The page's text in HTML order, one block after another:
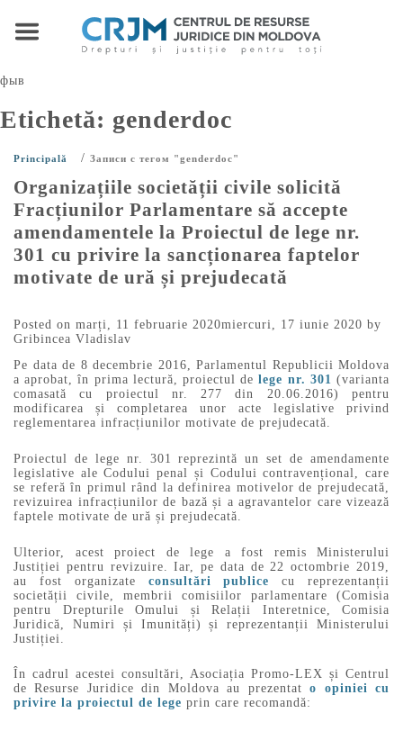
фыв
Etichetă: genderdoc
Principală / Записи с тегом "genderdoc"
Organizațiile societății civile solicită
Fracțiunilor Parlamentare să accepte
amendamentele la Proiectul de lege nr.
301 cu privire la sancționarea faptelor
motivate de ură și prejudecată
Posted on marți, 11 februarie 2020miercuri, 17 iunie 2020 by
Gribincea Vladislav
Pe data de 8 decembrie 2016, Parlamentul Republicii Moldova
a aprobat, în prima lectură, proiectul delege nr. 301 (varianta
comasată cu proiectul nr. 277 din 20.06.2016) pentru
modificarea și completarea unor acte legislative privind
reglementarea infracțiunilor motivate de prejudecată.
Proiectul de lege nr. 301 reprezintă un set de amendamente
legislative ale Codului penal și Codului contravențional, care
se referă în primul rând la definirea motivelor de prejudecată,
revizuirea infracțiunilor de bază și a agravantelor care vizează
faptele motivate de ură și prejudecată.
Ulterior, acest proiect de lege a fost remis Ministerului
Justiției pentru revizuire. Iar, pe data de 22 octombrie 2019,
au fost organizate consultări publice cu reprezentanții
societății civile, membrii comisiilor parlamentare (Comisia
pentru Drepturile Omului și Relații Interetnice, Comisia
Juridică, Numiri și Imunități) și reprezentanții Ministerului
Justiției.
În cadrul acestei consultări, Asociația Promo-LEX și Centrul
de Resurse Juridice din Moldova au prezentato opiniei cu
privire la proiectul de lege prin care recomandă: